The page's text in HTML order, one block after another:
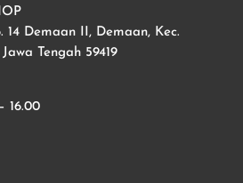
Demaan II, Demaan, Kec.
Tengah 59419
16.00